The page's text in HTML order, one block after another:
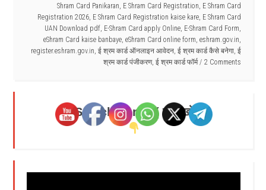
Shram Card Panikaran, E Shram Card Registration, E Shram Card
Registration 2026, E Shram Card Registration kaise kare, E Shram Card
UAN Download pdf, E-Shram Card apply Online, E-Shram Card Form,
eShram Card kaise banbaye, eShram Card online form, eshram.gov.in,
register.eshram.gov.in, ई श्रम कार्ड ऑनलाइन आवेदन, ई श्रम कार्ड कैसे बनेगा, ई
श्रम कार्ड पंजीकरण, ई श्रम कार्ड फॉर्म 2 Comments
Search Here - ( यहाँ खोजें )